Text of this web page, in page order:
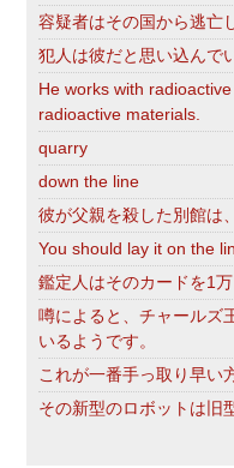
容疑者はその国から逃亡
犯人は彼だと思い込んで
He works with
radioactive materials.
quarry
down the line
彼が父親を殺した別館は
You should lay it on the
鑑定人はそのカードを1万
噂によると、チャールズ
いるようです。
これが一番手っ取り早い
その新型のロボットは旧